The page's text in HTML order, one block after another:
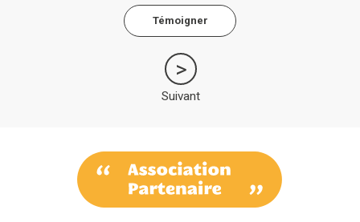
Témoigner
Suivant